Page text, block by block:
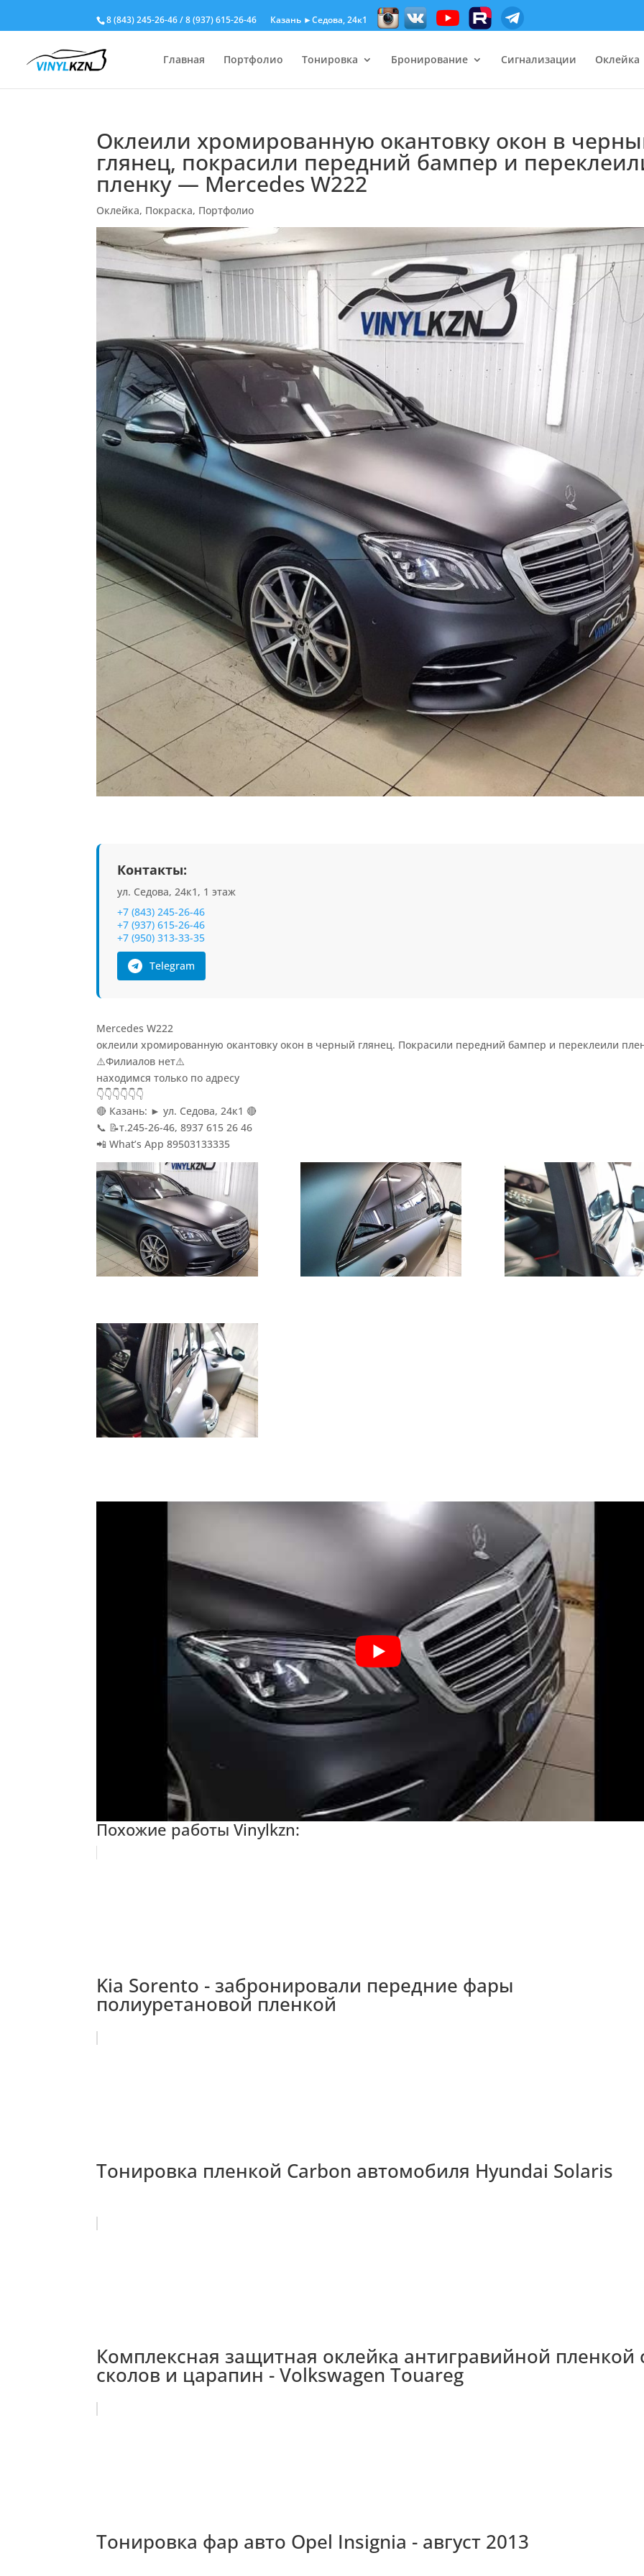
8 (843) 245-26-46/8 (937) 615-26-46 Казань ►Седова, 24к1
Главная Портфолио Тонировка Бронирование Сигнализации Оклейка
Оклеили хромированную окантовку окон в
глянец, покрасили передний бампер и
пленку — Mercedes W222
Оклейка, Покраска, Портфолио
Контакты:
ул. Седова, 24к1, 1 этаж
+7 (843) 245-26-46
+7 (937) 615-26-46
+7 (950) 313-33-35
Telegram
Mercedes W222
оклеили хромированную окантовку окон в черный глянец. Покрасили передний бампер и переклеили
⚠️Филиалов нет⚠️
находимся только по адресу
👇👇👇👇👇👇
🔴 Казань: ► ул. Седова, 24к1 🔴
📞 📝т.245-26-46, 8937 615 26 46
📲 What’s App 89503133335
Похожие работы Vinylkzn:
Kia Sorento - забронировали передние фары
полиуретановой пленкой
Тонировка пленкой Carbon автомобиля Hyundai Solaris
Комплексная защитная оклейка антигравийной пленкой
сколов и царапин - Volkswagen Touareg
Тонировка фар авто Opel Insignia - август 2013